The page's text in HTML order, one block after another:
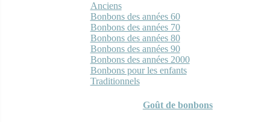
Anciens
Bonbons des années 60
Bonbons des années 70
Bonbons des années 80
Bonbons des années 90
Bonbons des années 2000
Bonbons pour les enfants
Traditionnels
Goût de bonbons